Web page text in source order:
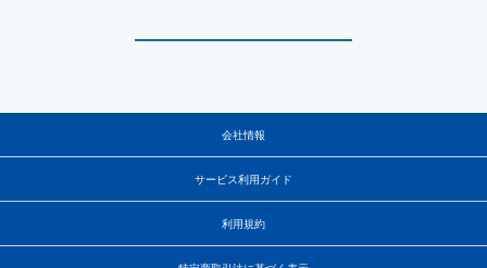
会社情報
サービス利用ガイド
利用規約